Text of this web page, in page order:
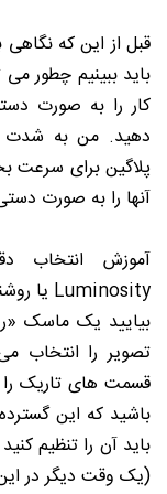
قبل از این که نگاهی
باید ببینیم چطور می
کار را به صورت
دهید. من به شدت
پلاگین برای سرعت
آنها را به صورت
آموزش انتخاب
Luminosity یا روشنایی را ایجاد کنیم
بیایید یک ماسک
قسمت های تاریک را
باشید که این
باید آن را تنظیم
(یک وقت دیگر در